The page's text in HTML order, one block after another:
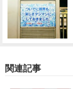
関連記事